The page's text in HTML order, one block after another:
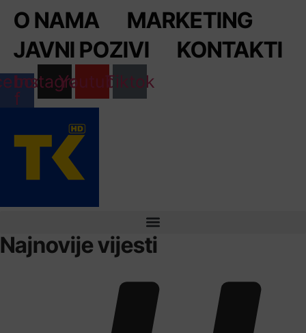
content
O NAMA
MARKETING
JAVNI POZIVI
KONTAKTI
f
InstagramYoutubeTiktok
Najnovije vijesti